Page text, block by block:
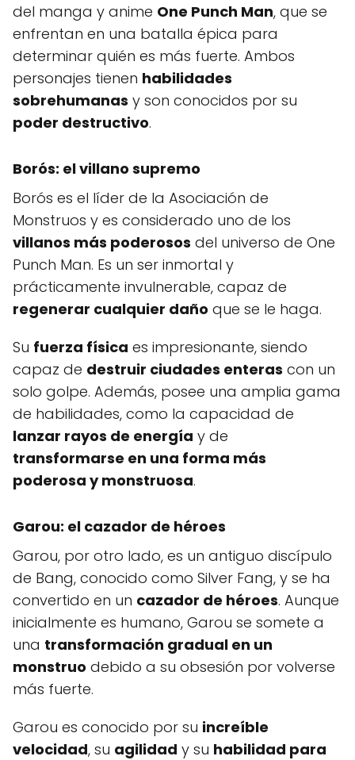
del manga y anime One Punch Man, que se
enfrentan en una batalla épica para
determinar quién es más fuerte. Ambos
personajes tienen habilidades
sobrehumanas y son conocidos por su
poder destructivo.
Borós: el villano supremo
Borós es el líder de la Asociación de
Monstruos y es considerado uno de los
villanos más poderosos del universo de One
Punch Man. Es un ser inmortal y
prácticamente invulnerable, capaz de
regenerar cualquier daño que se le haga.
Su fuerza física es impresionante, siendo
capaz de destruir ciudades enteras con un
solo golpe. Además, posee una amplia gama
de habilidades, como la capacidad de
lanzar rayos de energía y de
transformarse en una forma más
poderosa y monstruosa.
Garou: el cazador de héroes
Garou, por otro lado, es un antiguo discípulo
de Bang, conocido como Silver Fang, y se ha
convertido en un cazador de héroes. Aunque
inicialmente es humano, Garou se somete a
una transformación gradual en un
monstruo debido a su obsesión por volverse
más fuerte.
Garou es conocido por su increíble
velocidad, su agilidad y su habilidad para